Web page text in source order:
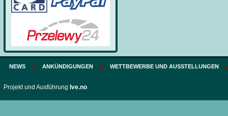
NEWS ANKÜNDIGUNGEN WETTBEWERBE UND AUSSTELLUNGEN
Projekt und Ausführung Ive.no